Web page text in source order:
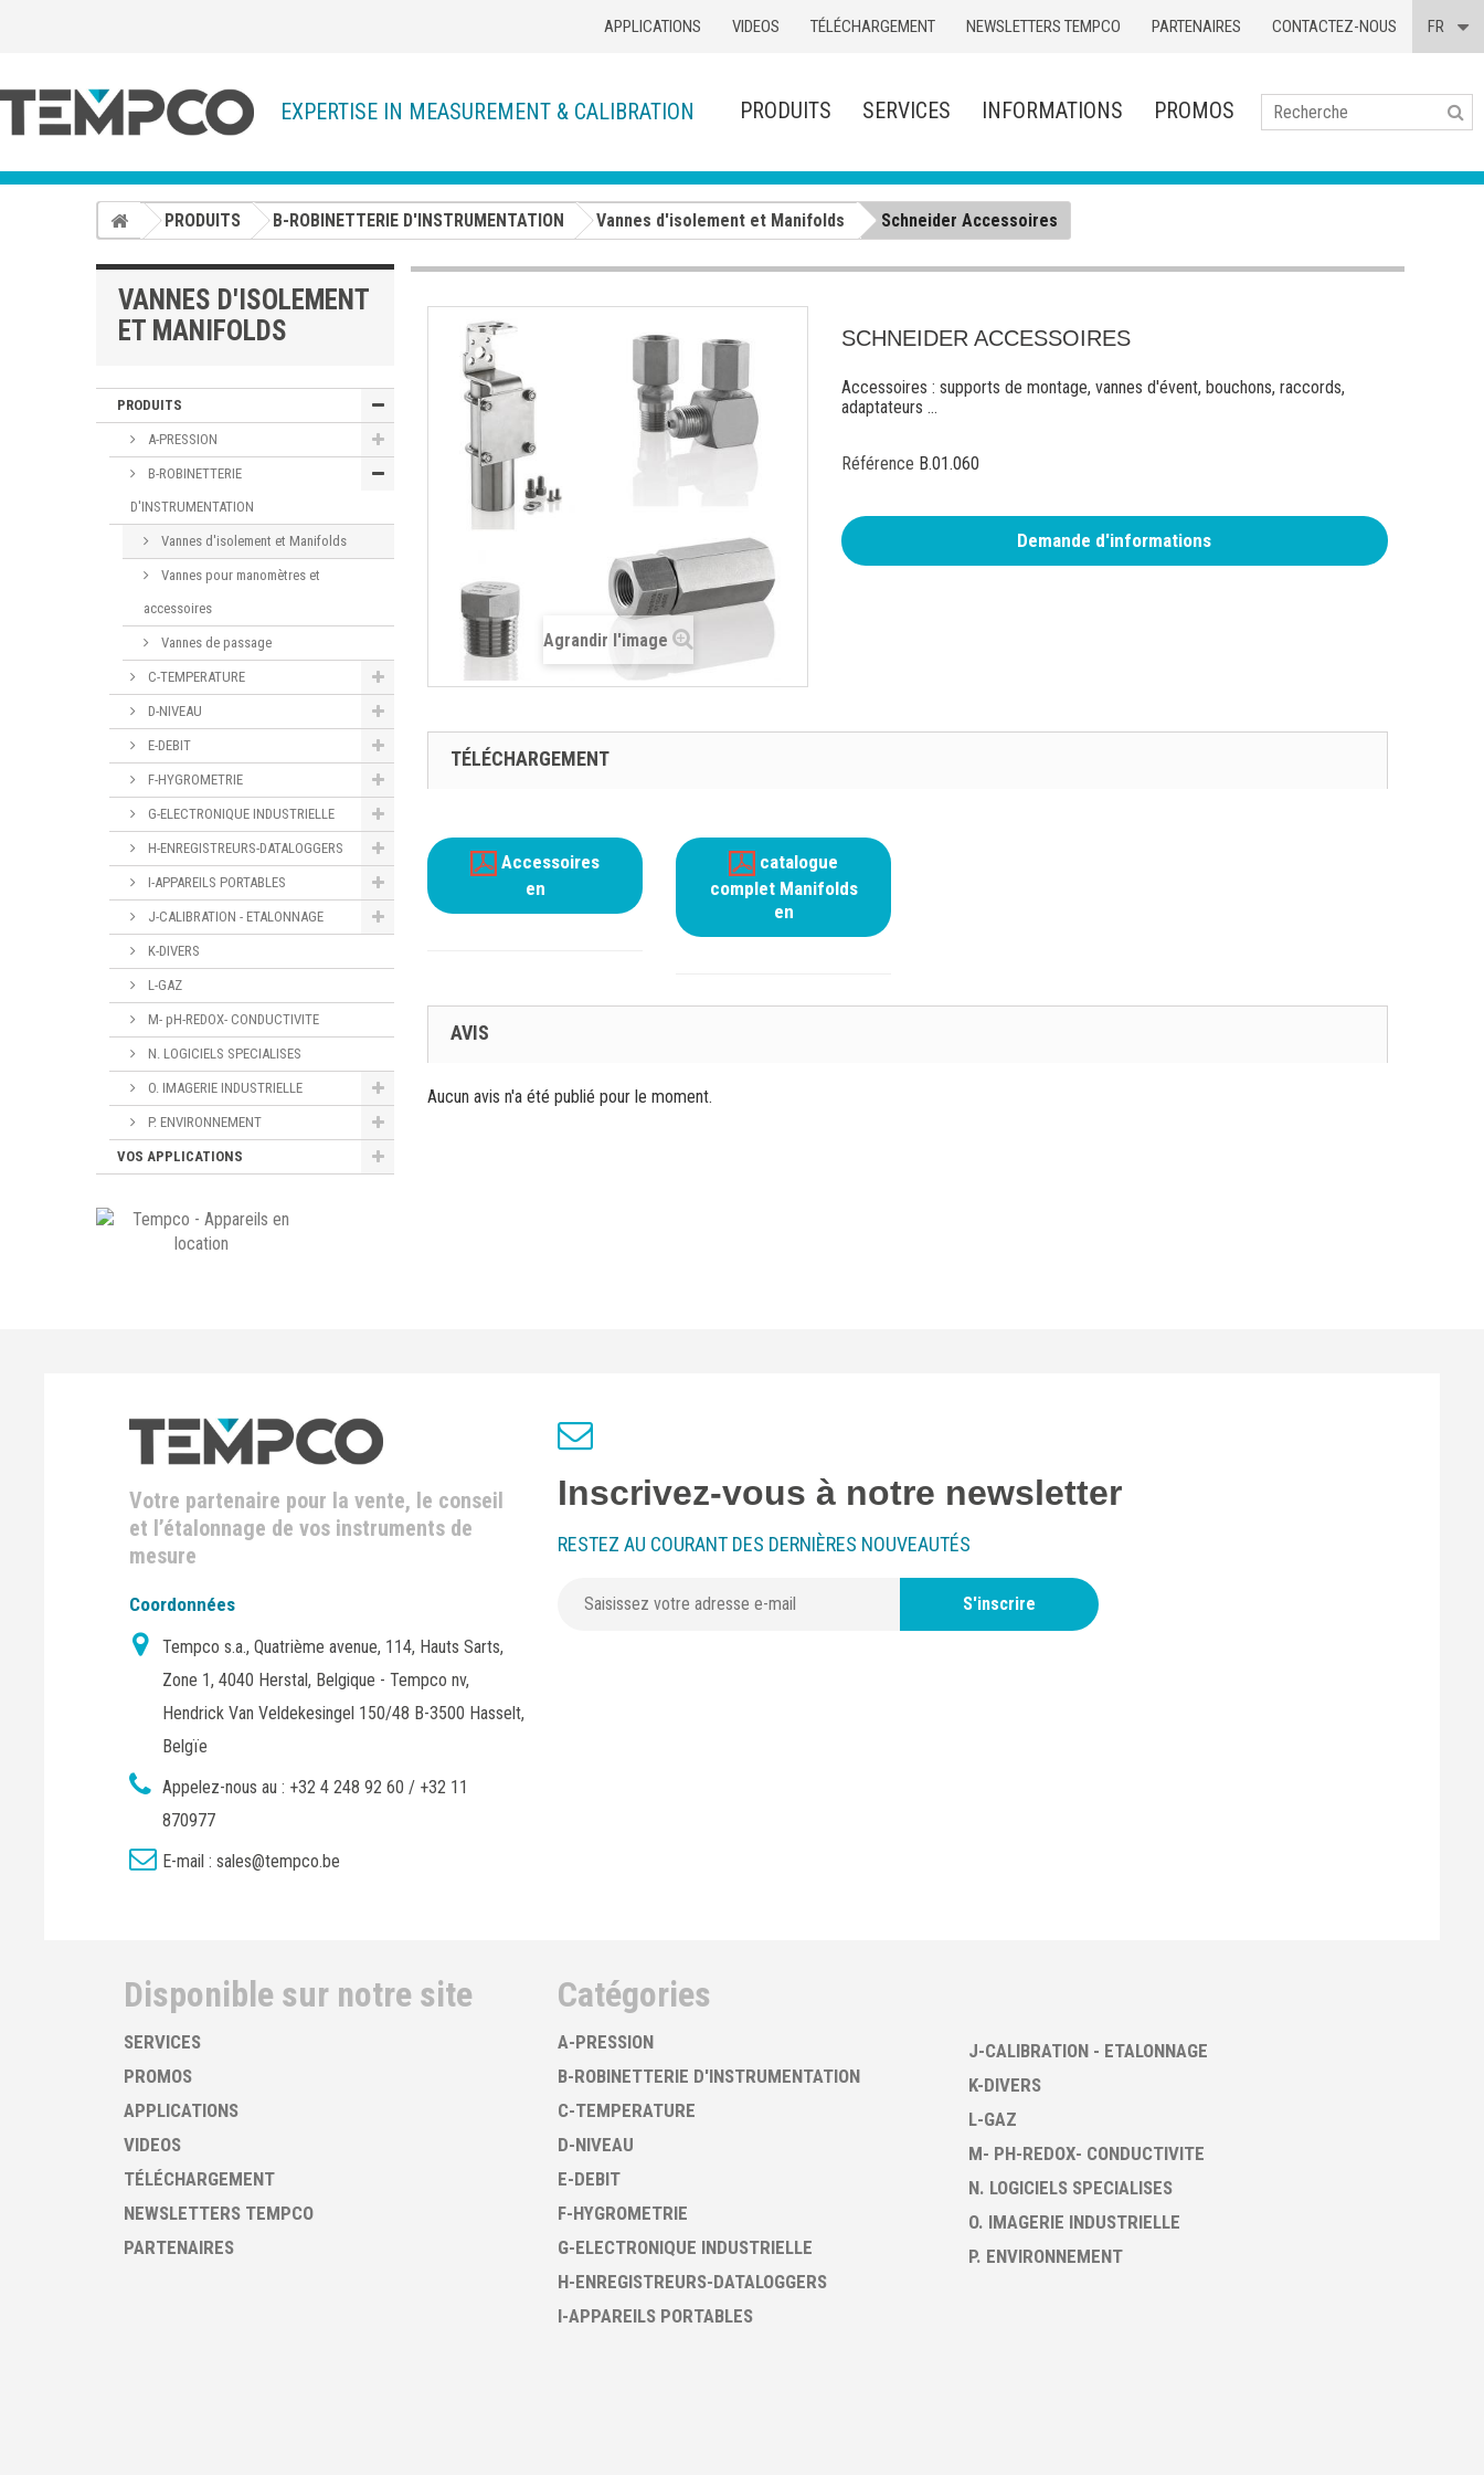
APPLICATIONS VIDEOS TÉLÉCHARGEMENT NEWSLETTERS TEMPCO PARTENAIRES FR
CONTACTEZ-NOUS
EXPERTISE IN MEASUREMENT & CALIBRATION PRODUITS SERVICES INFORMATIONS PROMOS
PRODUITS B-ROBINETTERIE D'INSTRUMENTATION Vannes d'isolement et Manifolds Schneider Accessoires
VANNES D'ISOLEMENT
ET MANIFOLDS
PRODUITS
A-PRESSION
B-ROBINETTERIE
D'INSTRUMENTATION
Vannes d'isolement et Manifolds
Vannes pour manomètres et
accessoires
Vannes de passage
C-TEMPERATURE
D-NIVEAU
E-DEBIT
F-HYGROMETRIE
G-ELECTRONIQUE INDUSTRIELLE
H-ENREGISTREURS-DATALOGGERS
I-APPAREILS PORTABLES
J-CALIBRATION - ETALONNAGE
K-DIVERS
L-GAZ
M- pH-REDOX- CONDUCTIVITE
N. LOGICIELS SPECIALISES
O. IMAGERIE INDUSTRIELLE
P. ENVIRONNEMENT
VOS APPLICATIONS
Agrandir l'image
SCHNEIDER ACCESSOIRES
Accessoires : supports de montage, vannes d'évent, bouchons, raccords,
adaptateurs ...
Référence B.01.060
Demande d'informations
TÉLÉCHARGEMENT
Accessoires
en
catalogue
complet Manifolds
en
AVIS
Aucun avis n'a été publié pour le moment.
Inscrivez-vous à notre newsletter
RESTEZ AU COURANT DES DERNIÈRES NOUVEAUTÉS
S'inscrire
Catégories
A-PRESSION
B-ROBINETTERIE D'INSTRUMENTATION
C-TEMPERATURE
D-NIVEAU
E-DEBIT
F-HYGROMETRIE
G-ELECTRONIQUE INDUSTRIELLE
H-ENREGISTREURS-DATALOGGERS
I-APPAREILS PORTABLES
J-CALIBRATION - ETALONNAGE
K-DIVERS
L-GAZ
M- PH-REDOX- CONDUCTIVITE
N. LOGICIELS SPECIALISES
O. IMAGERIE INDUSTRIELLE
P. ENVIRONNEMENT
Votre partenaire pour la vente, le conseil
et l’étalonnage de vos instruments de
mesure
Coordonnées
Tempco s.a., Quatrième avenue, 114, Hauts Sarts,
Zone 1, 4040 Herstal, Belgique - Tempco nv,
Hendrick Van Veldekesingel 150/48 B-3500 Hasselt,
Belgïe
Appelez-nous au : +32 4 248 92 60 / +32 11
870977
E-mail : sales@tempco.be
Disponible sur notre site
SERVICES
PROMOS
APPLICATIONS
VIDEOS
TÉLÉCHARGEMENT
NEWSLETTERS TEMPCO
PARTENAIRES